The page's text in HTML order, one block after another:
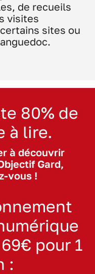
de recueils
visites
sites ou
80% de
à lire.
à découvrir
Gard,
vous !
pour 1
: